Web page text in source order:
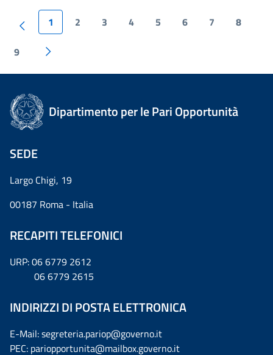
1 2 3 4 5 6 7 8
9
Dipartimento per le Pari Opportunità
SEDE
Largo Chigi, 19
00187 Roma - Italia
RECAPITI TELEFONICI
URP: 06 6779 2612
06 6779 2615
INDIRIZZI DI POSTA ELETTRONICA
E-Mail: segreteria.pariop@governo.it
PEC: pariopportunita@mailbox.governo.it